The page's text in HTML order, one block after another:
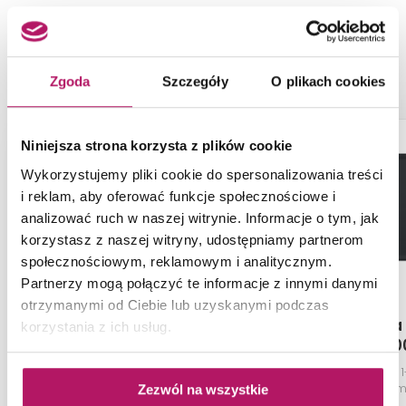
Zgoda Szczegóły O plikach cookies
Niniejsza strona korzysta z plików cookie
Wykorzystujemy pliki cookie do spersonalizowania treści
i reklam, aby oferować funkcje społecznościowe i
analizować ruch w naszej witrynie. Informacje o tym, jak
korzystasz z naszej witryny, udostępniamy partnerom
społecznościowym, reklamowym i analitycznym.
Partnerzy mogą połączyć te informacje z innymi danymi
otrzymanymi od Ciebie lub uzyskanymi podczas
korzystania z ich usług.
Zezwól na wszystkie
NASZE PROPOZYCJE ZAMIAST
PRODUKTU DEANTE ZORBA ZQZ N11A
Franke Maris MRG 611-78
Zlewozmywak z ociekaczem, 1-
komorowy, 78x50 cm, biały
Franke Malta
Zlewozmywak
97x50